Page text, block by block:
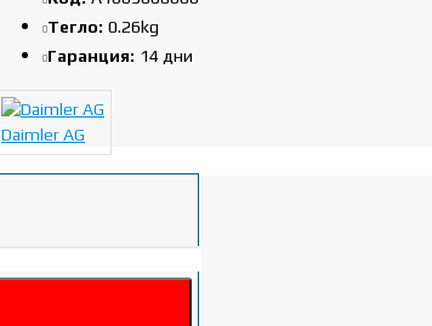
Тегло: 0.26kg
Гаранция: 14 дни
Daimler AG